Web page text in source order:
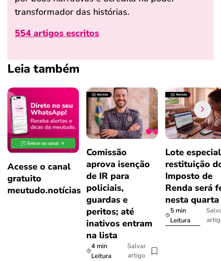
transformador das histórias.
554 artigos escritos
Leia também
Acesse o canal
gratuito
meutudo.notícias
Comissão
aprova isenção
de IR para
policiais,
guardas e
peritos; até
inativos entram
na lista
4 min
Leitura
Salvar
artigo
Lote
restituição
Imposto de
Renda será
nesta quarta
5 min
Leitura